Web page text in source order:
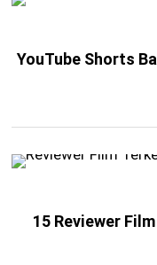
YouTube Shorts
15 Reviewer